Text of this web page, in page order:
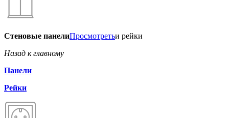
Стеновые панелиПросмотретьи рейки
Назад к главному
Панели
Рейки